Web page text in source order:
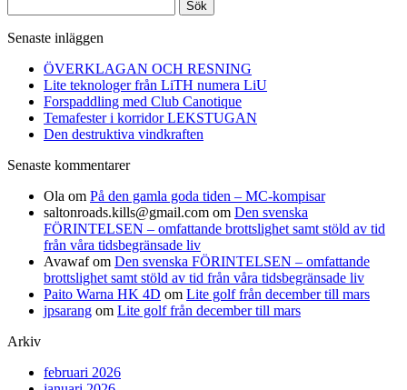
efter:
Senaste inläggen
ÖVERKLAGAN OCH RESNING
Lite teknologer från LiTH numera LiU
Forspaddling med Club Canotique
Temafester i korridor LEKSTUGAN
Den destruktiva vindkraften
Senaste kommentarer
Ola om På den gamla goda tiden – MC-kompisar
saltonroads.kills@gmail.com om Den svenska
FÖRINTELSEN – omfattande brottslighet samt stöld av tid
från våra tidsbegränsade liv
Avawafom Den svenska FÖRINTELSEN – omfattande
brottslighet samt stöld av tid från våra tidsbegränsade liv
Paito Warna HK 4D om Lite golf från december till mars
jpsarang om Lite golf från december till mars
Arkiv
februari 2026